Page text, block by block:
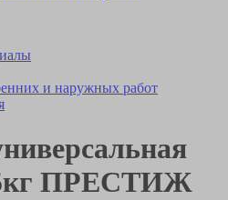
и наружных работ
ПРЕСТИЖ